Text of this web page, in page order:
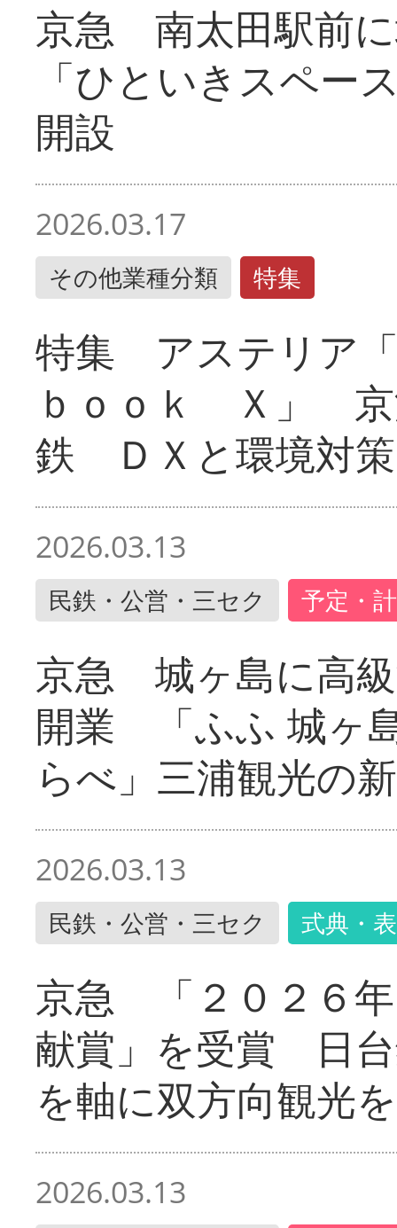
京急 南太田駅前
「ひといきスペー
開設
2026.03.17
その他業種分類 特集
特集 アステリア
ｂｏｏｋ Ｘ」 京
鉄 ＤＸと環境対策
2026.03.13
民鉄・公営・三セク 予定・
京急 城ヶ島に高
開業 「ふふ 城ヶ
らべ」三浦観光の
2026.03.13
民鉄・公営・三セク 式典・
京急 「２０２６
献賞」を受賞 日
を軸に双方向観光
2026.03.13